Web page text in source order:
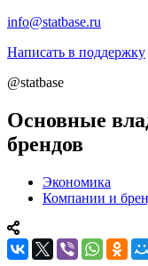
info@statbase.ru
Написать в поддержку
@statbase
Основные
брендов
Экономика
Компании и